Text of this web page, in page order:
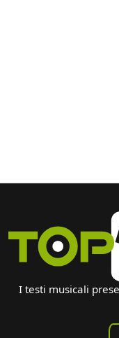
I testi musicali